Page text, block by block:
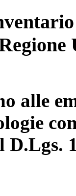
alle
D.Lgs.